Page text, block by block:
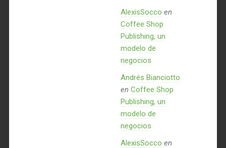
AlexisSocco en
Coffee Shop
Publishing, un
modelo de
negocios
Andrés Bianciotto
en Coffee Shop
Publishing, un
modelo de
negocios
AlexisSocco en